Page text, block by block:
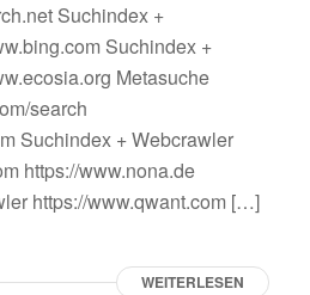
Suchindex +
Suchindex +
Metasuche
search
Suchindex + Webcrawler
https://www.nona.de
https://www.qwant.com […]
WEITERLESEN